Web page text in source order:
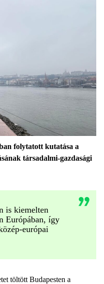
folytatott kutatása a
társadalmi-gazdasági
is kiemelten
Európában, így
európai
töltött Budapesten a